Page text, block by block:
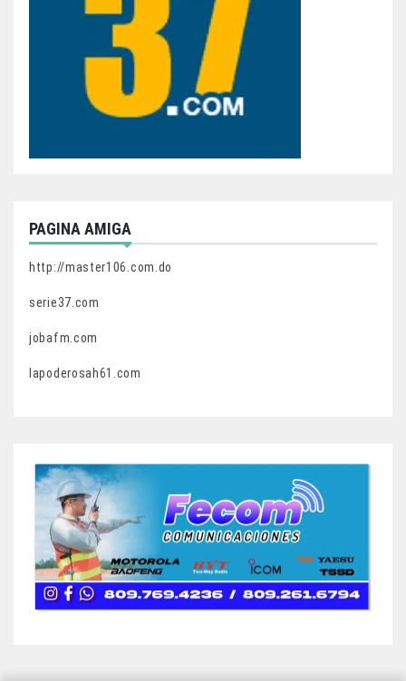
PAGINA AMIGA
http://master106.com.do
serie37.com
jobafm.com
lapoderosah61.com